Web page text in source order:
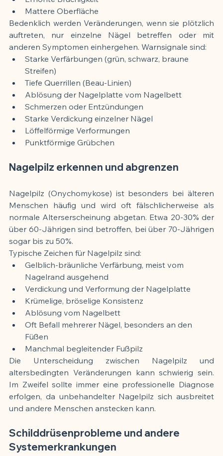
Mattere Oberfläche
Bedenklich werden Veränderungen, wenn sie plötzlich
auftreten, nur einzelne Nägel betreffen oder mit
anderen Symptomen einhergehen. Warnsignale sind:
Starke Verfärbungen (grün, schwarz, braune
Streifen)
Tiefe Querrillen (Beau-Linien)
Ablösung der Nagelplatte vom Nagelbett
Schmerzen oder Entzündungen
Starke Verdickung einzelner Nägel
Löffelförmige Verformungen
Punktförmige Grübchen
Nagelpilz erkennen und abgrenzen
Nagelpilz (Onychomykose) ist besonders bei älteren
Menschen häufig und wird oft fälschlicherweise als
normale Alterserscheinung abgetan. Etwa 20-30% der
über 60-Jährigen sind betroffen, bei über 70-Jährigen
sogar bis zu 50%.
Typische Zeichen für Nagelpilz sind:
Gelblich-bräunliche Verfärbung, meist vom
Nagelrand ausgehend
Verdickung und Verformung der Nagelplatte
Krümelige, bröselige Konsistenz
Ablösung vom Nagelbett
Oft Befall mehrerer Nägel, besonders an den
Füßen
Manchmal begleitender Fußpilz
Die Unterscheidung zwischen Nagelpilz und
altersbedingten Veränderungen kann schwierig sein.
Im Zweifel sollte immer eine professionelle Diagnose
erfolgen, da unbehandelter Nagelpilz sich ausbreitet
und andere Menschen anstecken kann.
Schilddrüsenprobleme und andere
Systemerkrankungen